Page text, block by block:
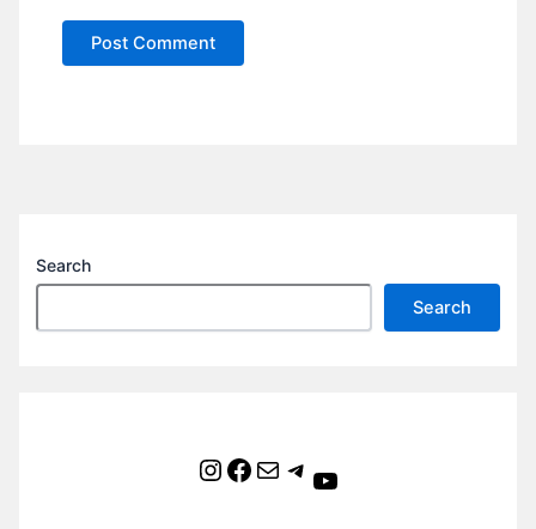
Search
Search
Instagram Facebook Mail Telegram YouTube